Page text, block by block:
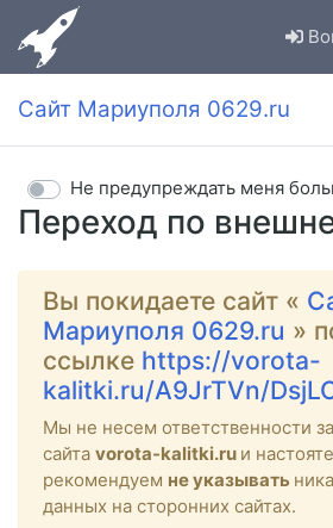
Сайт Мариуполя 0629.ru
Переход по
Не предупреждать меня
Вы покидаете сайт «
Мариуполя 0629.ru »
ссылке https://vorota-
kalitki.ru/A9JrTVn/
Мы не несем ответственности
сайта vorota-kalitki.ru и
рекомендуем не указывать
данных на сторонних сайтах.